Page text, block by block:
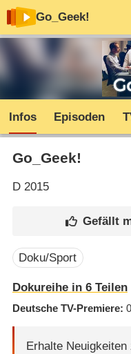
Go_Geek!
Infos Episoden
Go_Geek!
D2015
Doku/Sport
Dokureihe in 6 Teilen
Deutsche TV-Premiere
Erhalte Neuigkeiten